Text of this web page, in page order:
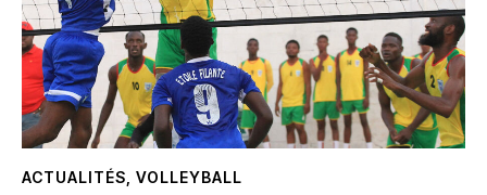
ACTUALITÉS VOLLEYBALL